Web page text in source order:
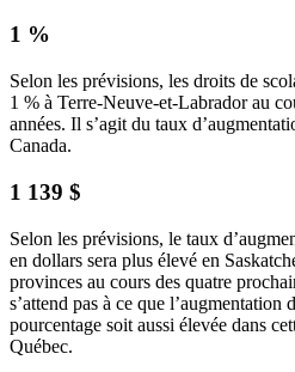
1 %
Selon les prévisions, les droits de
1 % à Terre-Neuve-et-Labrador au
années. Il s’agit du taux
Canada.
1 139 $
Selon les prévisions, le taux
en dollars sera plus élevé en
provinces au cours des quatre
s’attend pas à ce que l’augmentation
pourcentage soit aussi élevée dans
Québec.